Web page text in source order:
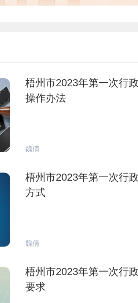
梧州市2023年第一次行
操作办法
魏倩
梧州市2023年第一次行
方式
魏倩
梧州市2023年第一次行
要求